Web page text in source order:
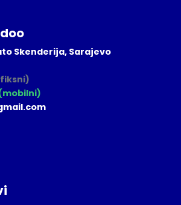
Skenderija, Sarajevo